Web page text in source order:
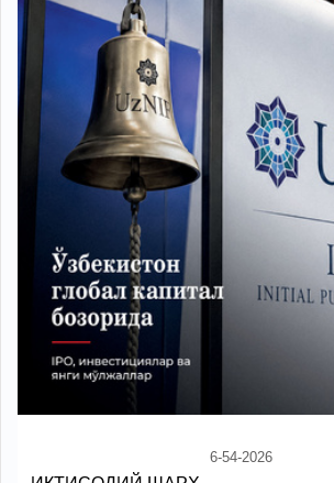
6-54-2026